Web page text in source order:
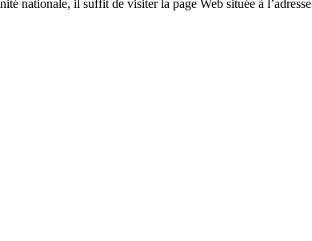
nationale, il suffit de visiter la page Web située à l’adresse